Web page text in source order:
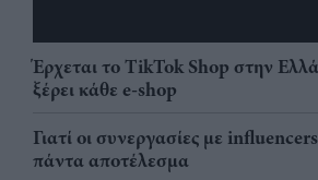
Έρχεται το TikTok Shop στην
ξέρει κάθε e-shop
Γιατί οι συνεργασίες με
πάντα αποτέλεσμα